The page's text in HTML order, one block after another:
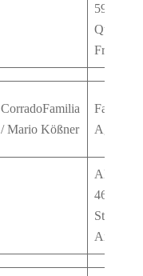
59530 Le
Quesnoy,
France
CorradoFamilia
/ Mario Kößner
Almegg
4652
An Der